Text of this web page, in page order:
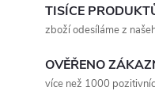
TISÍCE
zboží odesíláme z
OVĚŘENO
více než 1000